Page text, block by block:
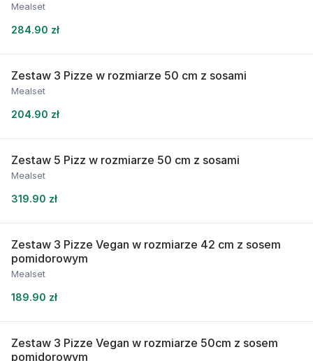
Mealset
284.90 zł
Zestaw 3 Pizze w rozmiarze 50 cm z sosami
Mealset
204.90 zł
Zestaw 5 Pizz w rozmiarze 50 cm z sosami
Mealset
319.90 zł
Zestaw 3 Pizze Vegan w rozmiarze 42 cm z sosem
pomidorowym
Mealset
189.90 zł
Zestaw 3 Pizze Vegan w rozmiarze 50cm z sosem
pomidorowym